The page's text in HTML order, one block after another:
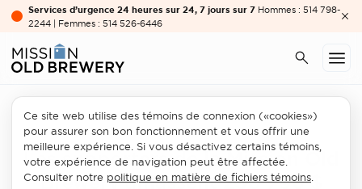
Services d’urgence 24 heures sur 24, 7 jours sur 7 Hommes : 514 798-
2244 | Femmes : 514 526-6446
Philanthropie
Les supporters de la Mission Old
Brewery amassent 230 796 $
Ce site web utilise des témoins de connexion («cookies»)
pour assurer son bon fonctionnement et vous offrir une
meilleure expérience. Si vous désactivez certains témoins,
votre expérience de navigation peut être affectée.
Consulter notre politique en matière de fichiers témoins